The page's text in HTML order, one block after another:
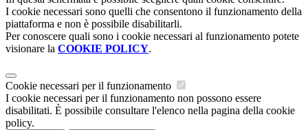
I cookie necessari sono quelli che consentono il funzionamento della
piattaforma e non è possibile disabilitarli.
Per conoscere quali sono i cookie necessari al funzionamento potete
visionare la COOKIE POLICY.
Cookie necessari per il funzionamento
I cookie necessari per il funzionamento non possono essere
disabilitati. È possibile consultare l'elenco nella pagina della cookie
policy.